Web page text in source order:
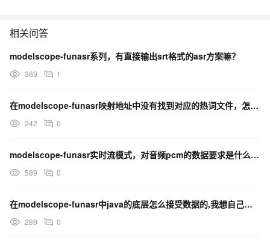
相关问答
modelscope-funasr系列，有直接输出srt格式的asr方案嘛？
369 1
在modelscope-funasr映射地址中没有找到对应的热词文件，怎么回事？
242 0
modelscope-funasr实时流模式，对音频pcm的数据要求是什么呢？
589 0
在modelscope-funasr中java的底层怎么接受数据的,我想自己编写wss客户端?
289 0